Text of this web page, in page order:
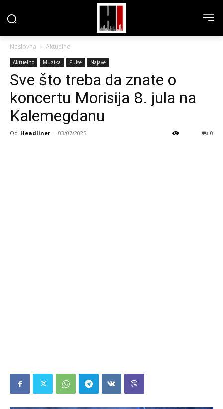
Naslovna Aktuelno
Aktuelno Muzika Pulse Najave
Sve što treba da znate o
koncertu Morisija 8. jula na
Kalemegdanu
Od Headliner - 03/07/2025 0